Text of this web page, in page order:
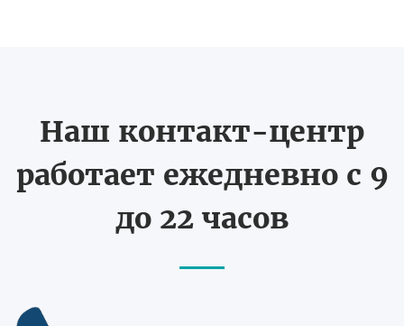
Наш контакт-центр
работает ежедневно с 9
до 22 часов